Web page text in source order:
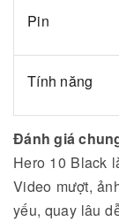
Pin
Tính năng
Đánh giá
Hero 10 Black
Video mượt,
yếu, quay lâu